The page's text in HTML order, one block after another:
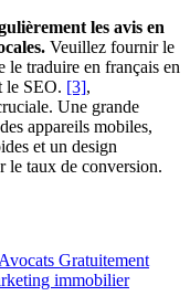
les avis en
Veuillez fournir le
le traduire en français en
le SEO. [3],
Une grande
appareils mobiles,
et un design
le taux de conversion.
Gratuitement
immobilier